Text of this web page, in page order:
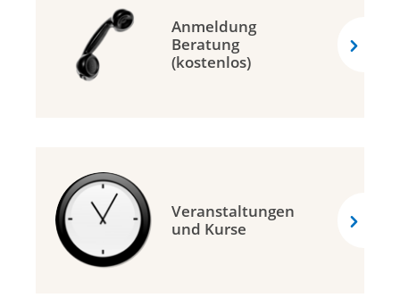
Anmeldung
Beratung
(kostenlos)
Veranstaltungen
und Kurse